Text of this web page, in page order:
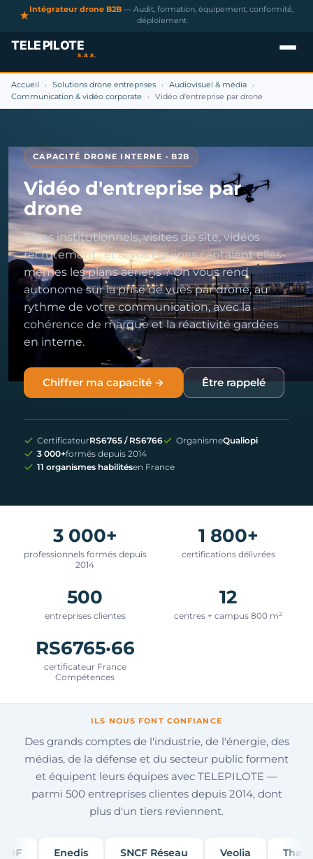
Intégrateur drone B2B — Audit, formation, équipement, conformité,
déploiement
Accueil › Solutions drone entreprises › Audiovisuel & média ›
Communication & vidéo corporate › Vidéo d'entreprise par drone
CAPACITÉ DRONE INTERNE · B2B
Vidéo d'entreprise par
drone
Films institutionnels, visites de site, vidéos
recrutement : et si vos équipes captaient elles-
mêmes les plans aériens ? On vous rend
autonome sur la prise de vues par drone, au
rythme de votre communication, avec la
cohérence de marque et la réactivité gardées
en interne.
Chiffrer ma capacité → Être rappelé
CertificateurRS6765 / RS6766 OrganismeQualiopi
3 000+formés depuis 2014
11 organismes habilitésen France
3 000+
professionnels formés depuis
2014
1 800+
certifications délivrées
500
entreprises clientes
12
centres + campus 800 m²
RS6765·66
certificateur France
Compétences
ILS NOUS FONT CONFIANCE
Des grands comptes de l'industrie, de l'énergie, des
médias, de la défense et du secteur public forment
et équipent leurs équipes avec TELEPILOTE —
parmi 500 entreprises clientes depuis 2014, dont
plus d'un tiers reviennent.
Enedis SNCF Réseau Veolia Thales